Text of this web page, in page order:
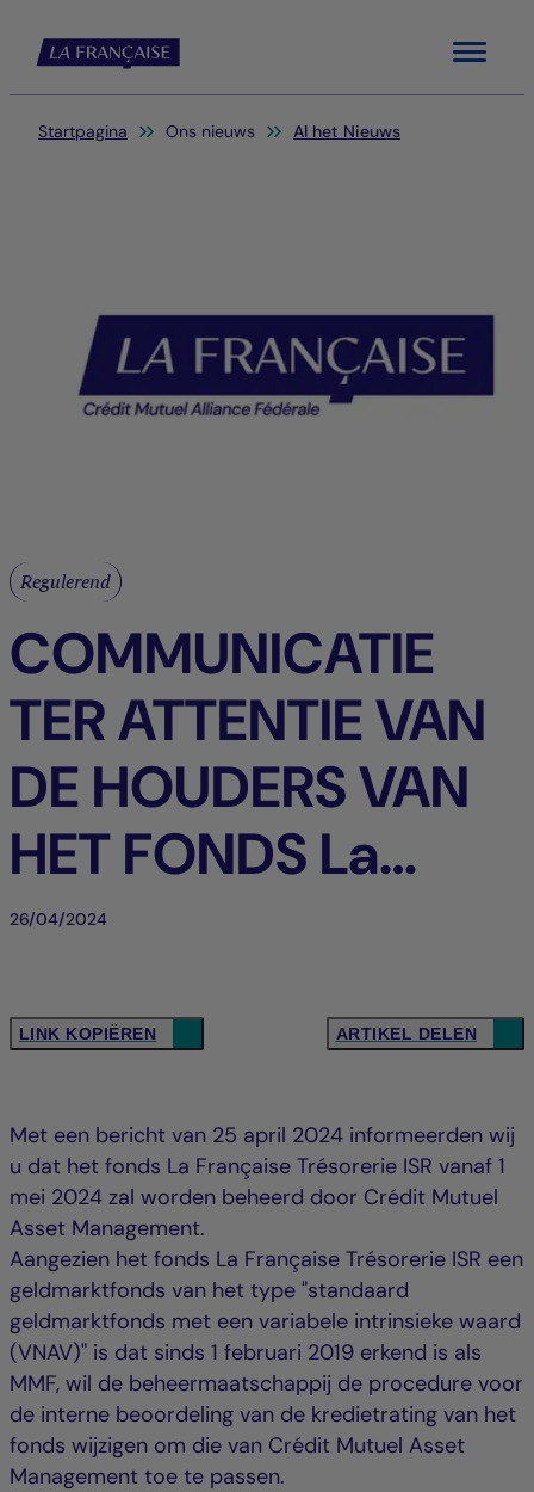
Menu
Je bent hier:
Startpagina Ons nieuws Al het Nieuws
Regulerend
COMMUNICATIE
TER ATTENTIE VAN
DE HOUDERS VAN
HET FONDS La
Française
frans recht NL_BE
26/04/2024
LINK KOPIËREN ARTIKEL DELEN
Met een bericht van 25 april 2024 informeerden wij
u dat het fonds La Française Trésorerie ISR vanaf 1
mei 2024 zal worden beheerd door Crédit Mutuel
Asset Management.
Aangezien het fonds La Française Trésorerie ISR een
geldmarktfonds van het type "standaard
geldmarktfonds met een variabele intrinsieke waard
(VNAV)" is dat sinds 1 februari 2019 erkend is als
MMF, wil de beheermaatschappij de procedure voor
de interne beoordeling van de kredietrating van het
fonds wijzigen om die van Crédit Mutuel Asset
Management toe te passen.